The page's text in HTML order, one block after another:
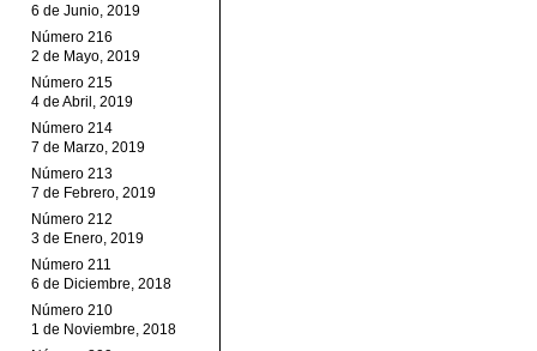
6 de Junio, 2019
Número 216
2 de Mayo, 2019
Número 215
4 de Abril, 2019
Número 214
7 de Marzo, 2019
Número 213
7 de Febrero, 2019
Número 212
3 de Enero, 2019
Número 211
6 de Diciembre, 2018
Número 210
1 de Noviembre, 2018